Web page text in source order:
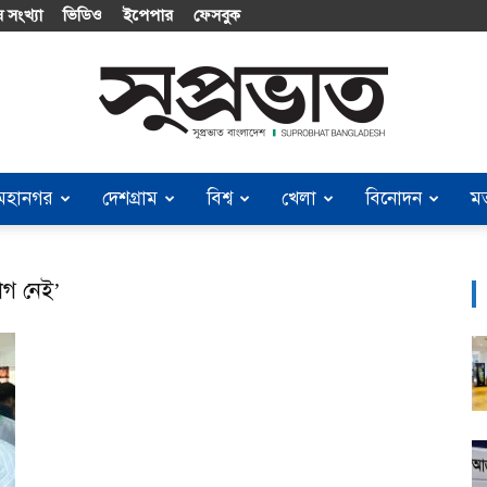
সংখ্যা ভিডিও ইপেপার ফেসবুক
Suprobhat
দেশগ্রাম বিশ্ব খেলা বিনোদন
নেই’